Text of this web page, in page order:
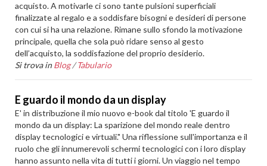
acquisto. A motivarle ci sono tante pulsioni superficiali
finalizzate al regalo e a soddisfare bisogni e desideri di persone
con cui si ha una relazione. Rimane sullo sfondo la motivazione
principale, quella che sola può ridare senso al gesto
dell’acquisto, la soddisfazione del proprio desiderio.
Si trova in Blog /Tabulario
E guardo il mondo da un display
E' in distribuzione il mio nuovo e-book dal titolo 'E guardo il
mondo da un display: La sparizione del mondo reale dentro
display tecnologici e virtuali." Una riflessione sull'importanza e il
ruolo che gli innumerevoli schermi tecnologici con i loro display
hanno assunto nella vita di tutti i giorni. Un viaggio nel tempo